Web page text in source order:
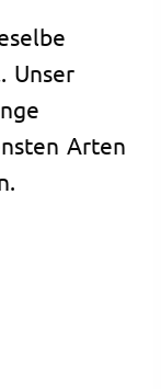
Unser
Arten